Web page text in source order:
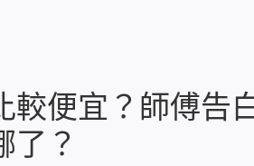
較便宜？師傅告
了？